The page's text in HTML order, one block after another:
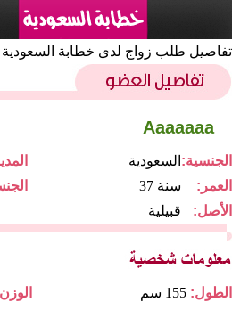
تفاصيل طلب زواج لدى خطابة السعودية
Aaaaaaa
السعودية الجنسية:
37 سنة
العمر:
قبيلية
الأصل:
الطول: 155 سم